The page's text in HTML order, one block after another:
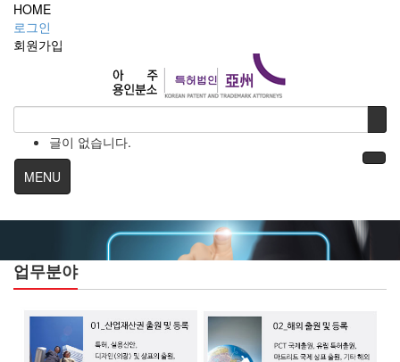
HOME
로그인
회원가입
글이 없습니다.
MENU
업무분야